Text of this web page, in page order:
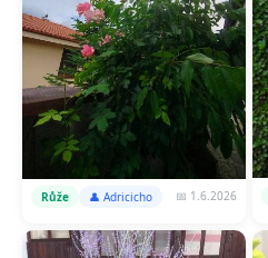
Růže 👤 Adricicho 📅 1.6.2026